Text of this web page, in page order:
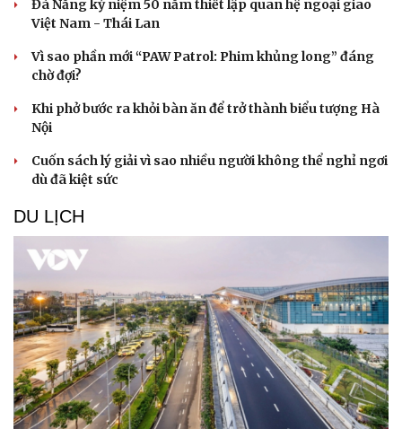
Đà Nẵng kỷ niệm 50 năm thiết lập quan hệ ngoại giao
Việt Nam - Thái Lan
Vì sao phần mới “PAW Patrol: Phim khủng long” đáng
chờ đợi?
Khi phở bước ra khỏi bàn ăn để trở thành biểu tượng Hà
Nội
Cuốn sách lý giải vì sao nhiều người không thể nghỉ ngơi
dù đã kiệt sức
DU LỊCH